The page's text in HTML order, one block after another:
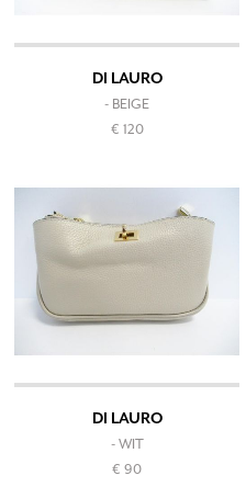
DI LAURO
- BEIGE
€ 120
DI LAURO
- WIT
€ 90